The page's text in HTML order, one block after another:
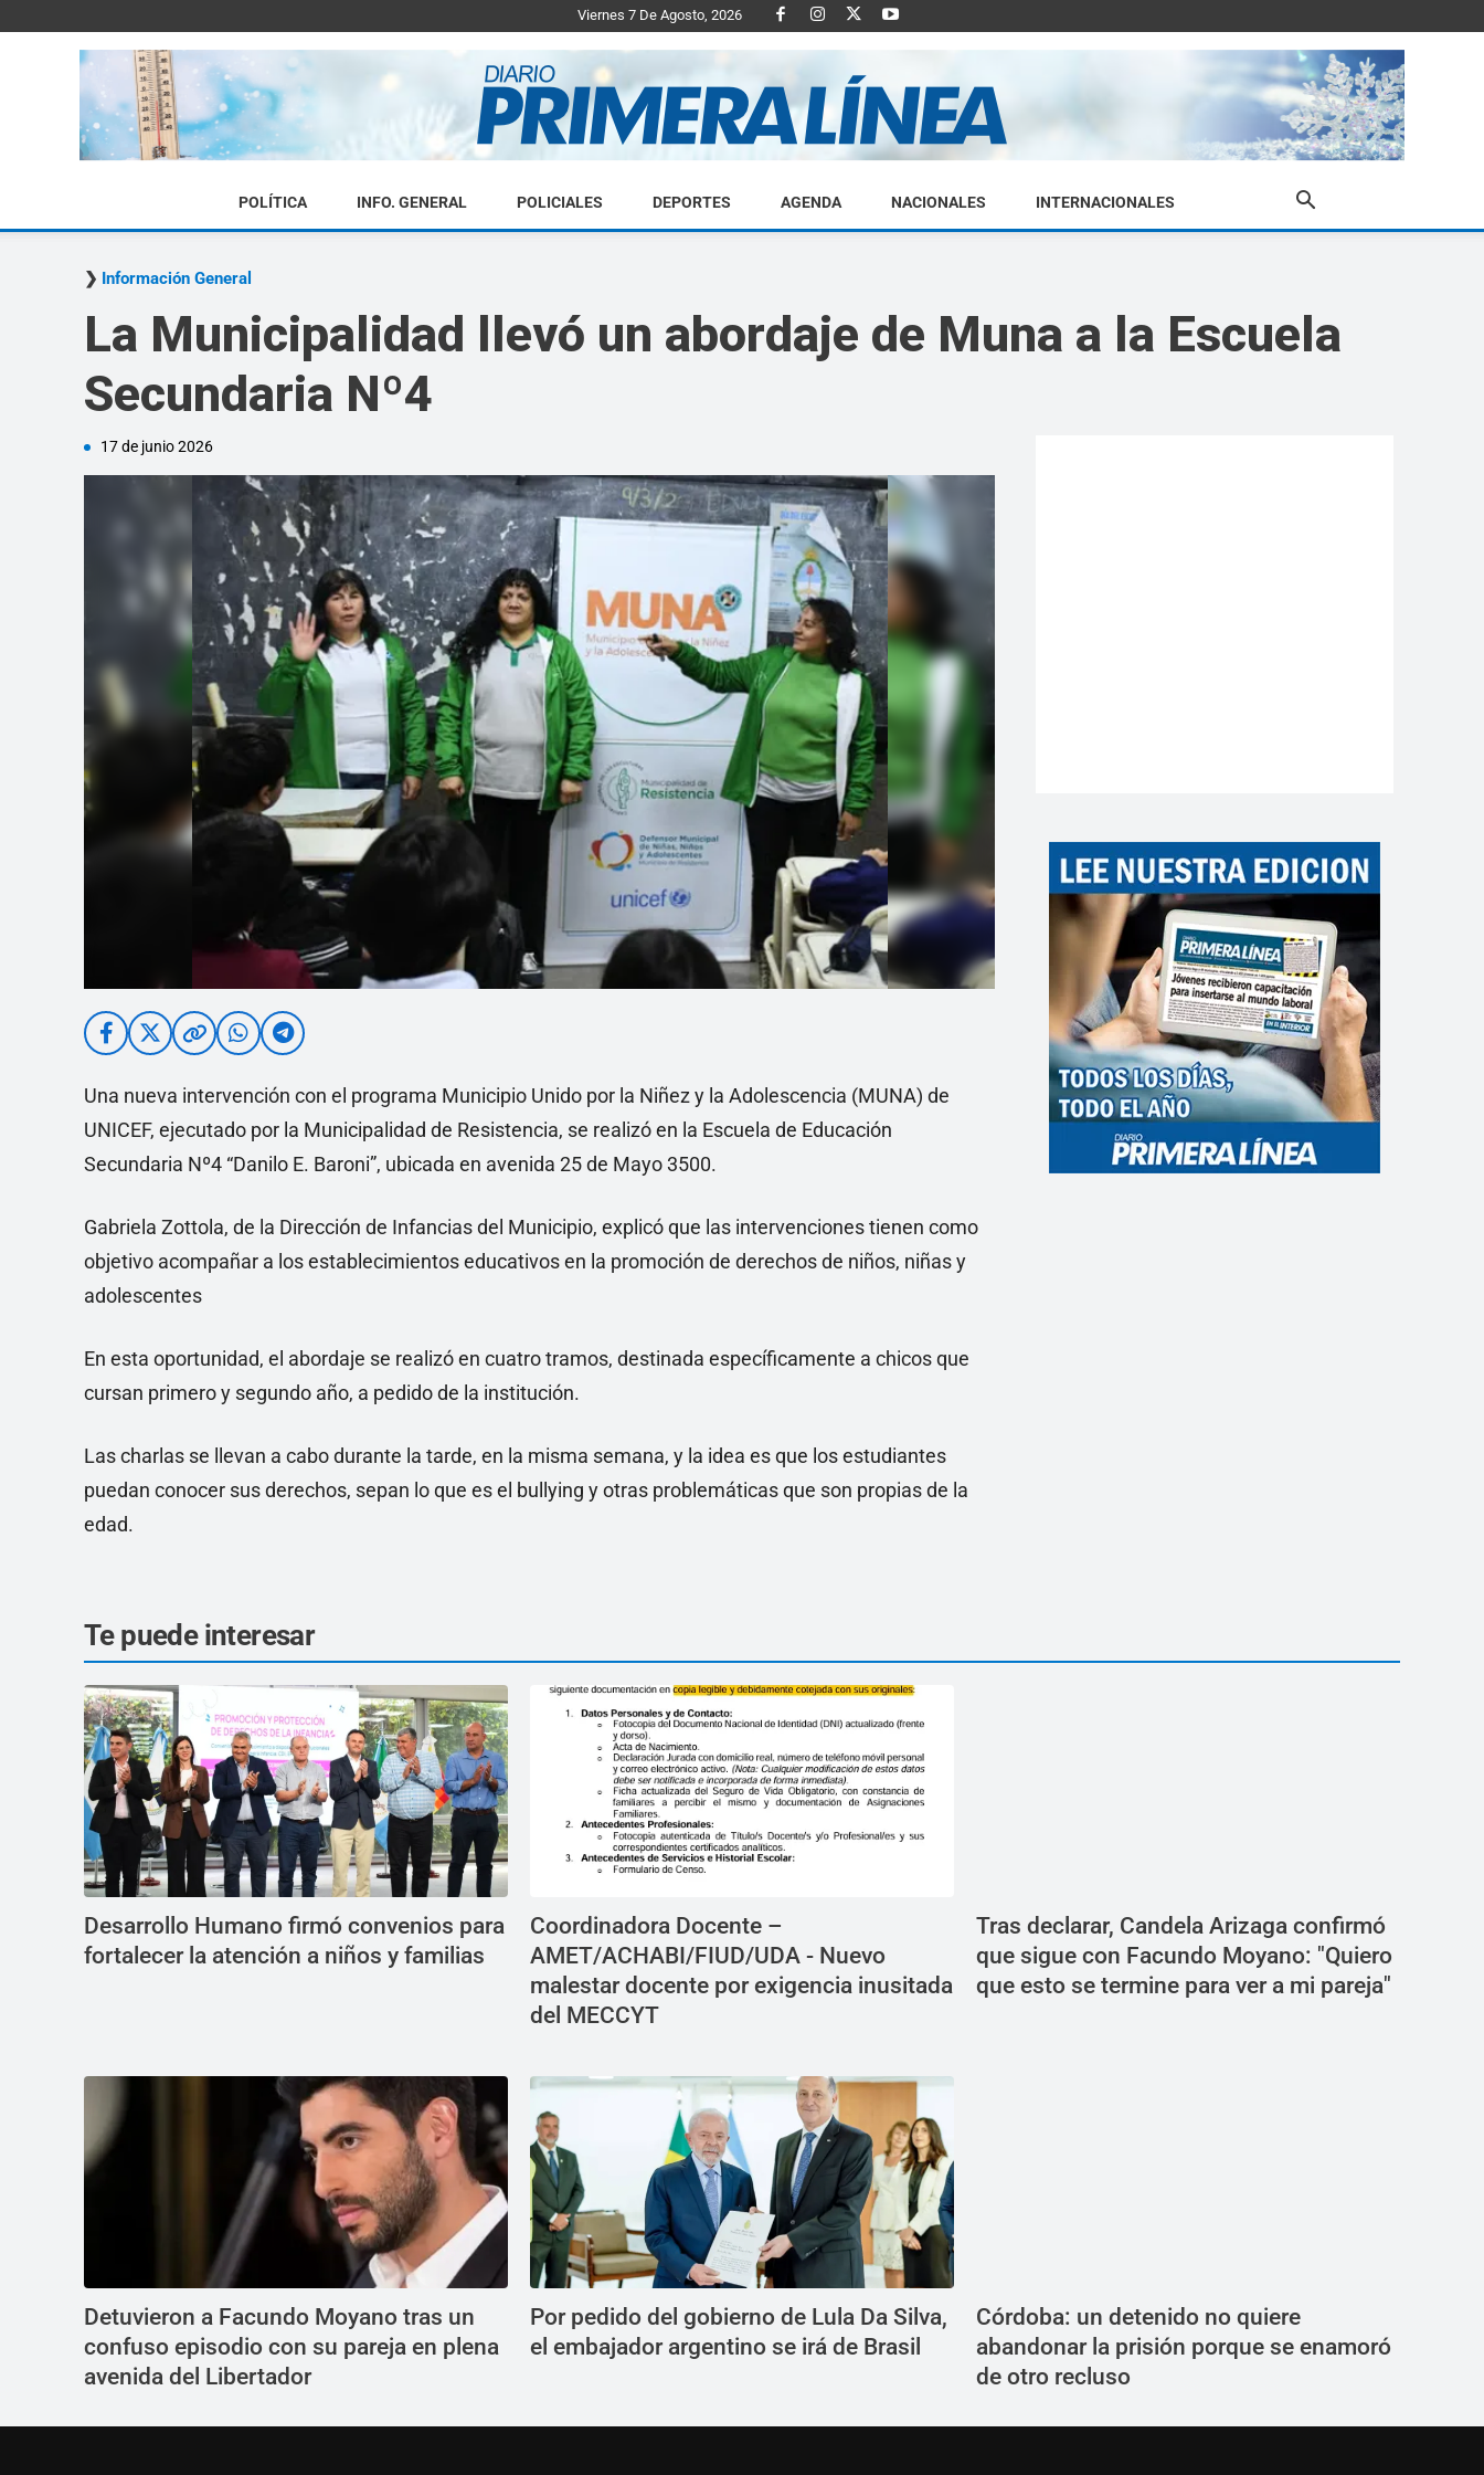
Viernes 7 De Agosto, 2026
Diario
Linea
POLÍTICA INFO. GENERAL POLICIALES DEPORTES AGENDA NACIONALES INTERNACIONALES
Información General
La Municipalidad llevó un abordaje de Muna a la Escuela
Secundaria Nº4
17 de junio 2026
Una nueva intervención con el programa Municipio Unido por la Niñez y la Adolescencia (MUNA) de
UNICEF, ejecutado por la Municipalidad de Resistencia, se realizó en la Escuela de Educación
Secundaria Nº4 “Danilo E. Baroni”, ubicada en avenida 25 de Mayo 3500.
Gabriela Zottola, de la Dirección de Infancias del Municipio, explicó que las intervenciones tienen como
objetivo acompañar a los establecimientos educativos en la promoción de derechos de niños, niñas y
adolescentes
En esta oportunidad, el abordaje se realizó en cuatro tramos, destinada específicamente a chicos que
cursan primero y segundo año, a pedido de la institución.
Las charlas se llevan a cabo durante la tarde, en la misma semana, y la idea es que los estudiantes
puedan conocer sus derechos, sepan lo que es el bullying y otras problemáticas que son propias de la
edad.
Te puede interesar
Desarrollo Humano firmó convenios para
fortalecer la atención a niños y familias
Coordinadora Docente –
AMET/ACHABI/FIUD/UDA - Nuevo
malestar docente por exigencia inusitada
del MECCYT
Tras declarar, Candela Arizaga confirmó
que sigue con Facundo Moyano: "Quiero
que esto se termine para ver a mi pareja"
Detuvieron a Facundo Moyano tras un
confuso episodio con su pareja en plena
avenida del Libertador
Por pedido del gobierno de Lula Da Silva,
el embajador argentino se irá de Brasil
Córdoba: un detenido no quiere
abandonar la prisión porque se enamoró
de otro recluso